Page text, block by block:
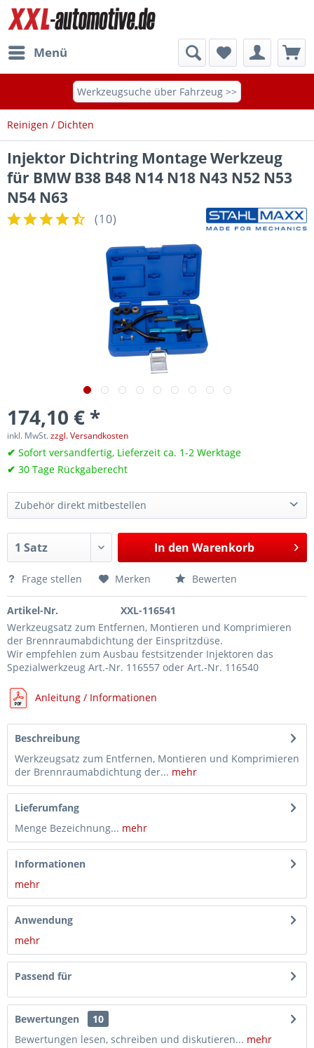
Menü
Werkzeugsuche über Fahrzeug >>
Reinigen / Dichten
Injektor Dichtring Montage Werkzeug
für BMW B38 B48 N14 N18 N43 N52 N53
N54 N63
(10)
174,10 € *
inkl. MwSt.zzgl. Versandkosten
✔ Sofort versandfertig, Lieferzeit ca. 1-2 Werktage
✔ 30 Tage Rückgaberecht
Zubehör direkt mitbestellen
Steuerzeiten Einstellwerkzeug, Steuerkette, für BMW, Mini B32, B36, B38, B42, B46, B48, B58 676,05 €*
In den Warenkorb
Frage stellen Merken Bewerten
Artikel-Nr.
XXL-116541
Werkzeugsatz zum Entfernen, Montieren und Komprimieren
der Brennraumabdichtung der Einspritzdüse.
Wir empfehlen zum Ausbau festsitzender Injektoren das
Spezialwerkzeug Art.-Nr. 116557 oder Art.-Nr. 116540
Anleitung / Informationen
Beschreibung
Werkzeugsatz zum Entfernen, Montieren und Komprimieren
der Brennraumabdichtung der... mehr
Lieferumfang
Menge Bezeichnung... mehr
Informationen
mehr
Anwendung
mehr
Passend für
Bewertungen
10
Bewertungen lesen, schreiben und diskutieren... mehr